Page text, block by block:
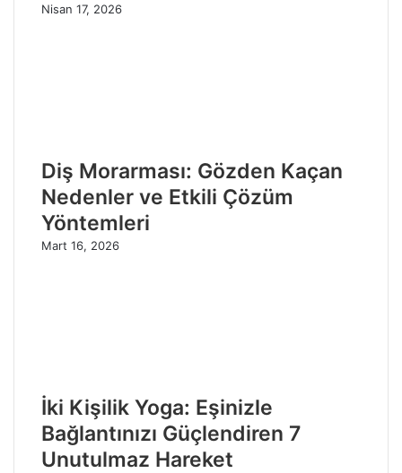
Nisan 17, 2026
Diş Morarması: Gözden Kaçan
Nedenler ve Etkili Çözüm
Yöntemleri
Mart 16, 2026
İki Kişilik Yoga: Eşinizle
Bağlantınızı Güçlendiren 7
Unutulmaz Hareket